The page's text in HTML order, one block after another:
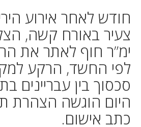
חודש לאחר אירוע
צעיר באורח קשה,
ימ”ר חוף לאתר את
לפי החשד, הרקע
סכסוך בין עבריינים
היום הוגשה הצהרת
כתב אישום.